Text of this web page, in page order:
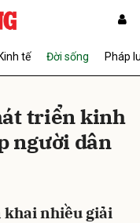
Kinh tế Đời sống Pháp
triển kinh
người dân
khai nhiều giải